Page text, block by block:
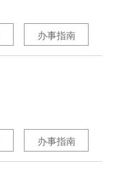
办事指南
办事指南